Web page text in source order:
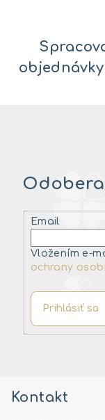
Email
Vložením e-
ochrany
Prihlásiť sa
Kontakt